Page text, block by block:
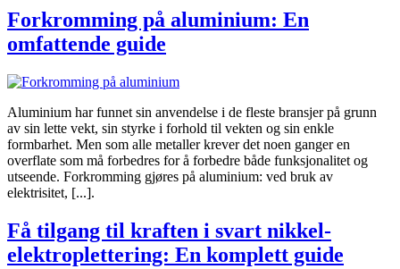
Forkromming på aluminium: En
omfattende guide
Aluminium har funnet sin anvendelse i de fleste bransjer på grunn
av sin lette vekt, sin styrke i forhold til vekten og sin enkle
formbarhet. Men som alle metaller krever det noen ganger en
overflate som må forbedres for å forbedre både funksjonalitet og
utseende. Forkromming gjøres på aluminium: ved bruk av
elektrisitet, [...].
Få tilgang til kraften i svart nikkel-
elektroplettering: En komplett guide